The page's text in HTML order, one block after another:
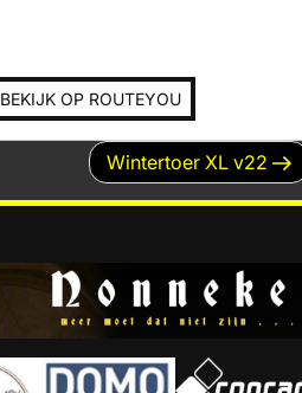
BEKIJK OP ROUTEYOU
Volgend
bericht
Wintertoer XL v22